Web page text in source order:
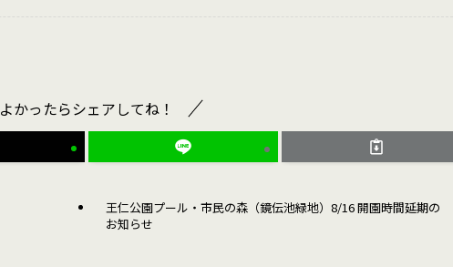
よかったらシェアしてね！
王仁公園プール・市民の森（鏡伝池緑地）8/16 開園時間延期の
お知らせ